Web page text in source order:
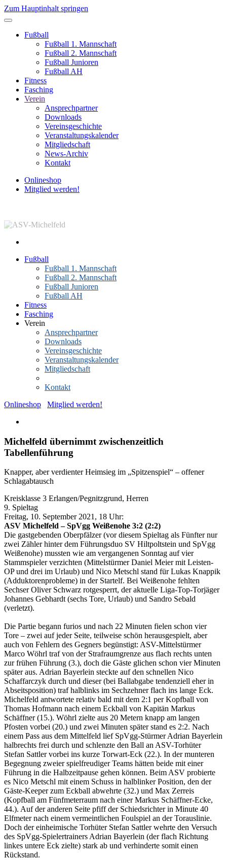
Zum Hauptinhalt springen
Fußball
Fußball 1. Mannschaft
Fußball 2. Mannschaft
Fußball Junioren
Fußball AH
Fitness
Fasching
Verein
Ansprechpartner
Downloads
Vereinsgeschichte
Veranstaltungskalender
Mitgliedschaft
News-Archiv
Kontakt
Onlineshop
Mitglied werden!
Fußball
Fußball 1. Mannschaft
Fußball 2. Mannschaft
Fußball Junioren
Fußball AH
Fitness
Fasching
Verein
Ansprechpartner
Downloads
Vereinsgeschichte
Veranstaltungskalender
Mitgliedschaft
Kontakt
Onlineshop
Mitglied werden!
Michelfeld übernimmt zwischenzeitlich
Tabellenführung
Knapper, aber verdienter Heimsieg im „Spitzenspiel“ – offener
Schlagabtausch
Kreisklasse 3 Erlangen/Pegnitzgrund, Herren
9. Spieltag
Freitag, 10. September 2021, 18 Uhr:
ASV Michelfeld – SpVgg Weißenohe 3:2 (2:2)
Die gastgebenden Oberpfälzer (vor diesem Spieltag als Fünfter nur
zwei Zähler hinter dem Führungsduo SV Hiltpoltstein und SpVgg
Weißenohe) mussten wie am vergangenen Sonntag auf vier
Stammspieler verzichten (Mittelstürmer Daniel Meier mit Leisten-
OP und drei im Urlaub) und Nico Metschl stand für Lukas Knappik
(Adduktorenprobleme) in der Startelf. Bei Weißenohe fehlten
Sechser Oliver Schwarz rotgesperrt, der aktuelle Liga-Top-Torjäger
Johannes Gebhardt (sechs Tore, Urlaub) und Sandro Sebald
(verletzt).
Die Partie begann furios und nach 22 Minuten fielen schon vier
Tore – zwei auf jeder Seite, teilweise schön herausgespielt, aber
auch von Fehlern des Gegners begünstigt: ASV-Mittelstürmer
Marco Wöhrl traf von der Strafraumgrenze aus flach rechts unten
zur frühen Führung (3.), doch die Gäste glichen schon vier Minuten
später aus. Adrian Bayerlein steckte auf den schnellen Nico
Schaffarczyk durch und dieser (bei Ballabgabe tendenziell eher in
Abseitsposition) traf halblinks im Sechzehner flach ins lange Eck.
Michelfeld antwortete relativ bald mit dem 2:1 per Kopfball von
Thomas Hofmann nach einem Eckball von Kapitän Markus
Schäffner (15.). Wöhrl zielte aus 20 Metern knapp am langen
Pfosten vorbei (20.) und zwei Minuten später stand es 2:2. Nach
einem Pass aus dem Mittelfeld lief SpVgg-Stürmer Adrian Bayerlein
halbrechts frei durch und schlenzte den Ball an ASV-Torhüter
Stefan Sattler vorbei ins kurze Torwart-Eck (22.). In der munteren
Begegnung zweier spielfreudiger Teams hätten beide mit einer
Führung in die Halbzeitpause gehen können. Beim ASV probierte
es Nico Metschl mit einem Schuss in halblinker Position, den der
Gäste-Keeper zum Eckball abwehrte (32.) und Max Zerreis
(Kopfball am Fünfmeterraum nach einer Markus Schäffner-Ecke,
44.). Auf der anderen Seite pfiff der Schiedsrichter in Minute 40
Elfmeter nach einem vermeintlichen Foulspiel an der Torauslinie.
Doch der einheimische Torhüter Stefan Sattler wehrte den Versuch
des SpVgg-Spielertrainers Adrian Bayerlein (der flach Richtung
linkes untere Eck zielte) stark ab und verhinderte somit einen
Rückstand.